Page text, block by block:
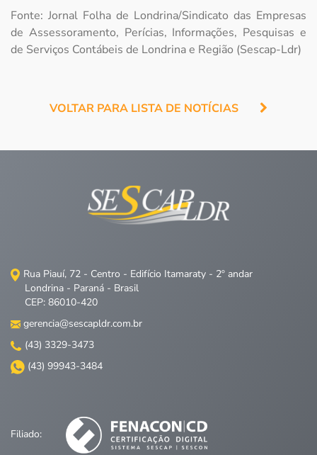
Fonte: Jornal Folha de Londrina/Sindicato das Empresas
de Assessoramento, Perícias, Informações, Pesquisas e
de Serviços Contábeis de Londrina e Região (Sescap-Ldr)
VOLTAR PARA LISTA DE NOTÍCIAS
Rua Piauí, 72 - Centro - Edifício Itamaraty - 2º andar
Londrina - Paraná - Brasil
CEP: 86010-420
gerencia@sescapldr.com.br
(43) 3329-3473
(43) 99943-3484
Filiado: